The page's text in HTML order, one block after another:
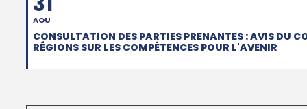
AOU
CONSULTATION DES PARTIES PRENANTES : AVIS DU
RÉGIONS SUR LES COMPÉTENCES POUR L'AVENIR